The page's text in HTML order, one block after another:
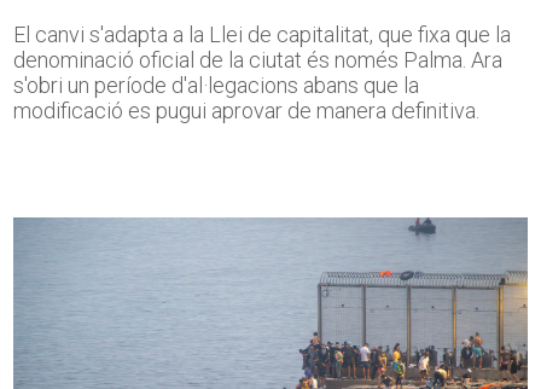
El canvi s'adapta a la Llei de capitalitat, que fixa que la
denominació oficial de la ciutat és només Palma. Ara
s'obri un període d'al·legacions abans que la
modificació es pugui aprovar de manera definitiva.